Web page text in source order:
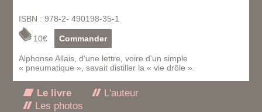
ISBN : 978-2- 490198-35-1
10€ Commander
Alphonse Allais, d’une lettre, voire d’un simple
« pneumatique », savait distiller la « vie drôle ».
Le livre
L'auteur
Les photos